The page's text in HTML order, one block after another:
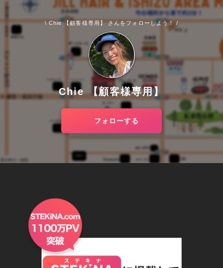
\ Chie 【顧客様専用】 さんをフォローしよう！ /
Chie 【顧客様専用】
フォローする